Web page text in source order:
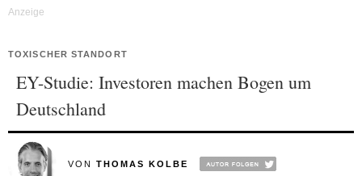
TOXISCHER STANDORT
EY-Studie: Investoren machen Bogen um
Deutschland
VON THOMAS KOLBE